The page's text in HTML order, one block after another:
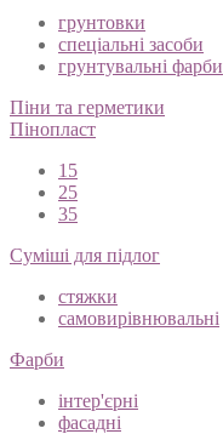
грунтовки
спеціальні засоби
грунтувальні фарби
Піни та герметики
Пінопласт
15
25
35
Суміші для підлог
стяжки
самовирівнювальні
Фарби
інтер'єрні
фасадні